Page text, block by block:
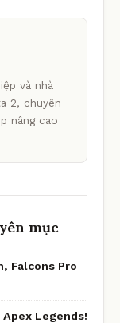
và nhà
2, chuyên
nâng cao
mục
Falcons Pro
Legends!